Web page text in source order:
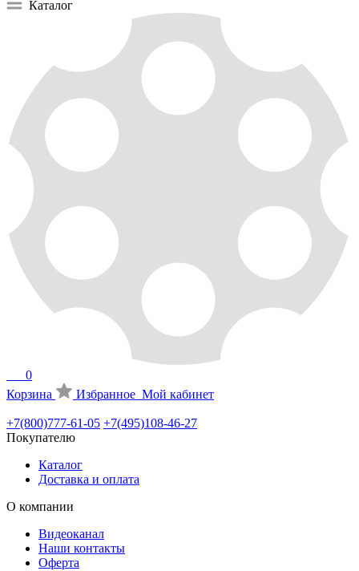
Каталог
0
Корзина
Избранное Мой кабинет
+7(800)777-61-05 +7(495)108-46-27
Покупателю
Каталог
Доставка и оплата
О компании
Видеоканал
Наши контакты
Оферта